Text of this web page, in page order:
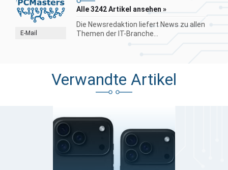
E-Mail
Alle 3242 Artikel ansehen »
Die Newsredaktion liefert News zu allen
Themen der IT-Branche...
Verwandte Artikel